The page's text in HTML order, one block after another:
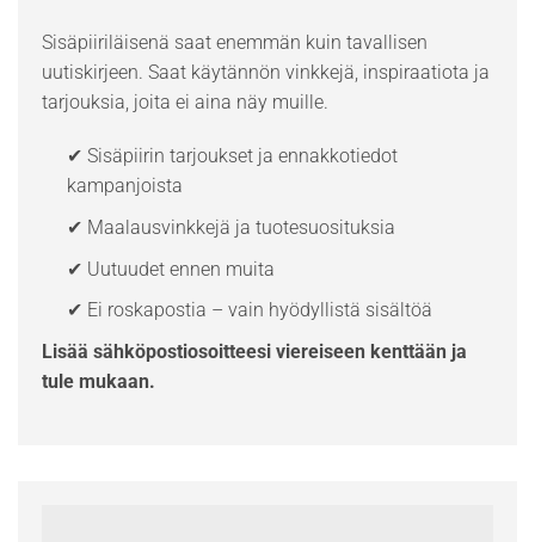
Sisäpiiriläisenä saat enemmän kuin tavallisen
uutiskirjeen. Saat käytännön vinkkejä, inspiraatiota ja
tarjouksia, joita ei aina näy muille.
✔ Sisäpiirin tarjoukset ja ennakkotiedot
kampanjoista
✔ Maalausvinkkejä ja tuotesuosituksia
✔ Uutuudet ennen muita
✔ Ei roskapostia – vain hyödyllistä sisältöä
Lisää sähköpostiosoitteesi viereiseen kenttään ja
tule mukaan.